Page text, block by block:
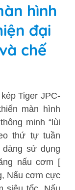
hình
đại
chế
Tiger JPC-
màn hình
minh “lùi
thứ tự tuần
sử dụng
nấu cơm [
Nấu cơm cực